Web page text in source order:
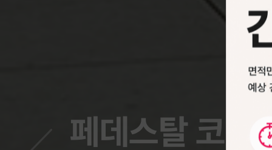
페데스탈 코리